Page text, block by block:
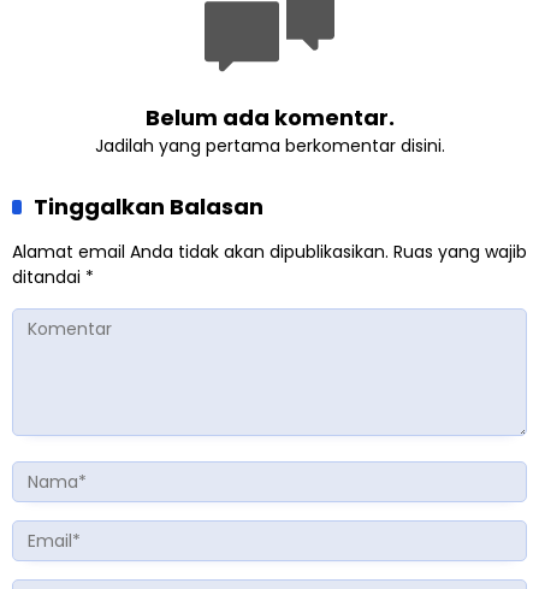
Belum ada komentar.
Jadilah yang pertama berkomentar disini.
Tinggalkan Balasan
Alamat email Anda tidak akan dipublikasikan. Ruas yang wajib
ditandai *